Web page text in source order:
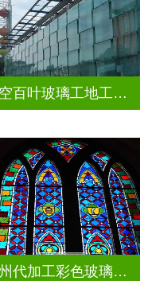
中空百叶玻璃工地工装装饰玻璃
泉州代加工彩色玻璃穹顶